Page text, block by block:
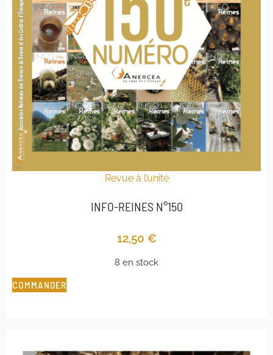
Revue à l’unité
INFO-REINES N°150
12,50 €
8 en stock
COMMANDER